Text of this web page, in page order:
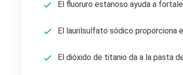
El fluoruro estanoso ayuda a
El laurilsulfato sódico proporciona
El dióxido de titanio da a la pasta